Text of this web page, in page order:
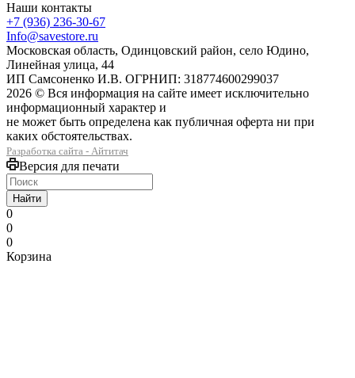
Наши контакты
+7 (936) 236-30-67
Info@savestore.ru
Московская область, Одинцовский район, село Юдино,
Линейная улица, 44
ИП Самсоненко И.В. ОГРНИП: 318774600299037
2026 © Вся информация на сайте имеет исключительно
информационный характер и
не может быть определена как публичная оферта ни при
каких обстоятельствах.
Разработка сайта - Айтитач
Версия для печати
Найти
0
0
0
Корзина